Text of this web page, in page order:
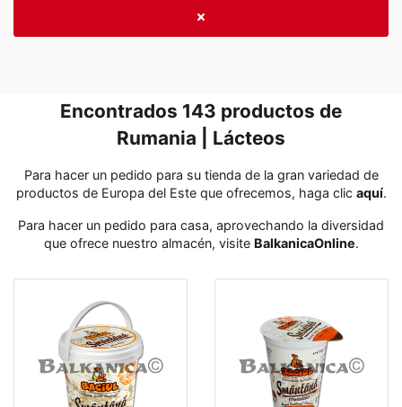
Encontrados 143 productos de
Rumania | Lácteos
Para hacer un pedido para su tienda de la gran variedad de
productos de Europa del Este que ofrecemos, haga clic aquí․
Para hacer un pedido para casa, aprovechando la diversidad
que ofrece nuestro almacén, visite BalkanicaOnline․